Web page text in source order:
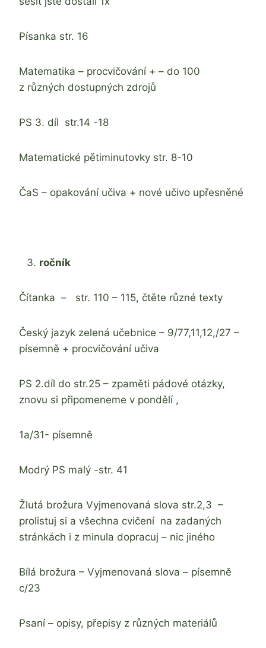
Písanka str. 16
Matematika – procvičování + – do 100
z různých dostupných zdrojů
PS 3. díl str.14 -18
Matematické pětiminutovky str. 8-10
ČaS – opakování učiva + nové učivo upřesněné
ročník
Čítanka – str. 110 – 115, čtěte různé texty
Český jazyk zelená učebnice – 9/77,11,12,/27 –
písemně + procvičování učiva
PS 2.díl do str.25 – zpaměti pádové otázky,
znovu si připomeneme v pondělí ,
1a/31- písemně
Modrý PS malý -str. 41
Žlutá brožura Vyjmenovaná slova str.2,3 –
prolistuj si a všechna cvičení na zadaných
stránkách i z minula dopracuj – nic jiného
Bílá brožura – Vyjmenovaná slova – písemně
c/23
Psaní – opisy, přepisy z různých materiálů